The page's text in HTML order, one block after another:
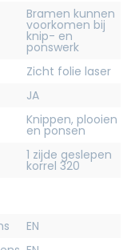
Bramen kunnen
voorkomen bij
knip- en
ponswerk
Zicht folie laser
JA
Knippen, plooien
en ponsen
1 zijde geslepen
korrel 320
EN